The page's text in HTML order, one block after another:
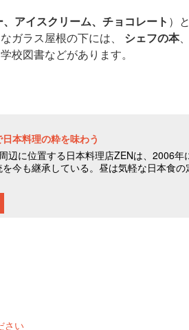
アイスクリーム、チョコレート ）と
ガラス屋根の下には、 シェフの本、
校図書などがあります。
さい